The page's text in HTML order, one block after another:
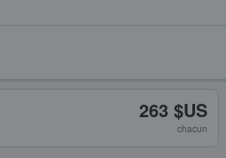
263 $US
chacun